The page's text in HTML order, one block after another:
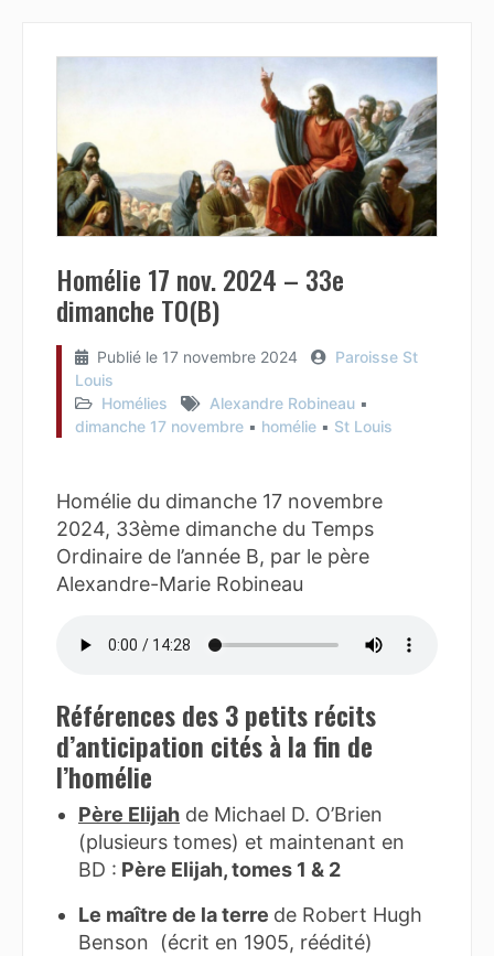
Homélie 17 nov. 2024 – 33e
dimanche TO(B)
Publié le 17 novembre 2024
Paroisse St
Louis
Homélies
Alexandre Robineau ▪︎
dimanche 17 novembre ▪︎ homélie ▪︎ St Louis
Homélie du dimanche 17 novembre
2024, 33ème dimanche du Temps
Ordinaire de l’année B, par le père
Alexandre-Marie Robineau
Références des 3 petits récits
d’anticipation cités à la fin de
l’homélie
Père Elijah de Michael D. O’Brien
(plusieurs tomes) et maintenant en
BD : Père Elijah, tomes 1 & 2
Le maître de la terre de Robert Hugh
Benson (écrit en 1905, réédité)